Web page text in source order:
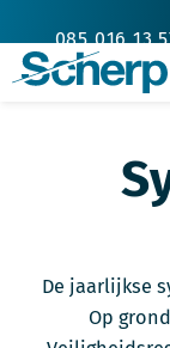
085 016 13
De jaarlijkse
Op